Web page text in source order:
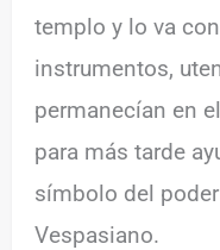
templo y lo va
instrumentos,
permanecían en
para más tarde
símbolo del
Vespasiano.